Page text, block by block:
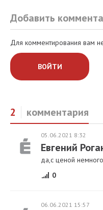
Добавить
Для комментирования вам
ВОЙТИ
2 комментария
05.06.2021 8:32
Евгений
да,с ценой
0
06.06.2021 15:57